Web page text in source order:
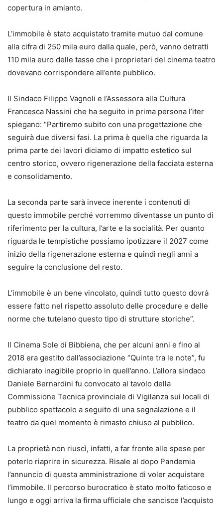
copertura in amianto.
L’immobile è stato acquistato tramite mutuo dal comune
alla cifra di 250 mila euro dalla quale, però, vanno detratti
110 mila euro delle tasse che i proprietari del cinema teatro
dovevano corrispondere all’ente pubblico.
Il Sindaco Filippo Vagnoli e l’Assessora alla Cultura
Francesca Nassini che ha seguito in prima persona l’iter
spiegano: “Partiremo subito con una progettazione che
seguirà due diversi fasi. La prima è quella che riguarda la
prima parte dei lavori diciamo di impatto estetico sul
centro storico, ovvero rigenerazione della facciata esterna
e consolidamento.
La seconda parte sarà invece inerente i contenuti di
questo immobile perché vorremmo diventasse un punto di
riferimento per la cultura, l’arte e la socialità. Per quanto
riguarda le tempistiche possiamo ipotizzare il 2027 come
inizio della rigenerazione esterna e quindi negli anni a
seguire la conclusione del resto.
L’immobile è un bene vincolato, quindi tutto questo dovrà
essere fatto nel rispetto assoluto delle procedure e delle
norme che tutelano questo tipo di strutture storiche”.
Il Cinema Sole di Bibbiena, che per alcuni anni e fino al
2018 era gestito dall’associazione “Quinte tra le note”, fu
dichiarato inagibile proprio in quell’anno. L’allora sindaco
Daniele Bernardini fu convocato al tavolo della
Commissione Tecnica provinciale di Vigilanza sui locali di
pubblico spettacolo a seguito di una segnalazione e il
teatro da quel momento è rimasto chiuso al pubblico.
La proprietà non riuscì, infatti, a far fronte alle spese per
poterlo riaprire in sicurezza. Risale al dopo Pandemia
l’annuncio di questa amministrazione di voler acquistare
l’immobile. Il percorso burocratico è stato molto faticoso e
lungo e oggi arriva la firma ufficiale che sancisce l’acquisto